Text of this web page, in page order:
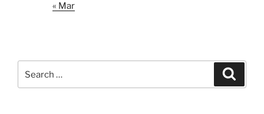
« Mar
for: